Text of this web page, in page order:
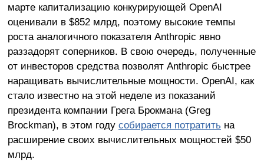
марте капитализацию конкурирующей OpenAI
оценивали в $852 млрд, поэтому высокие темпы
роста аналогичного показателя Anthropic явно
раззадорят соперников. В свою очередь, полученные
от инвесторов средства позволят Anthropic быстрее
наращивать вычислительные мощности. OpenAI, как
стало известно на этой неделе из показаний
президента компании Грега Брокмана (Greg
Brockman), в этом году собирается потратить на
расширение своих вычислительных мощностей $50
млрд.